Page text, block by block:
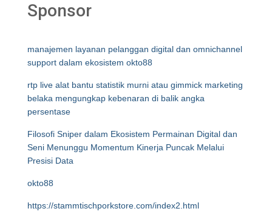
Sponsor
manajemen layanan pelanggan digital dan omnichannel
support dalam ekosistem okto88
rtp live alat bantu statistik murni atau gimmick marketing
belaka mengungkap kebenaran di balik angka
persentase
Filosofi Sniper dalam Ekosistem Permainan Digital dan
Seni Menunggu Momentum Kinerja Puncak Melalui
Presisi Data
okto88
https://stammtischporkstore.com/index2.html